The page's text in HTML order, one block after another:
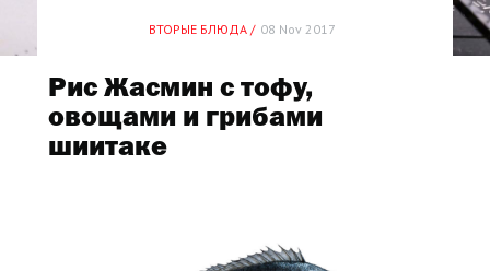
ВТОРЫЕ БЛЮДА / 08 Nov 2017
Рис Жасмин с тофу,
овощами и грибами
шиитаке